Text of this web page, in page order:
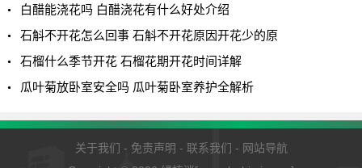
总的来说，郁金香观赏价值佳，是人们喜爱的花卉之一，
方，比如卧室等等。
以上分享的郁金香多久会开花、有关郁金香开花时间的具
白醋能浇花吗 白醋浇花有什么好处介绍
石斛不开花怎么回事 石斛不开花原因开花少的原
石榴什么季节开花 石榴花期开花时间详解
瓜叶菊放卧室安全吗 瓜叶菊卧室养护全解析
关于我们 - 免责声明 - 联系我们 - 网站导航